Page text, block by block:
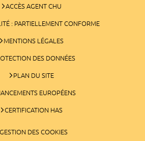
ACCÈS AGENT CHU
: PARTIELLEMENT CONFORME
MENTIONS LÉGALES
DES DONNÉES
PLAN DU SITE
EUROPÉENS
CERTIFICATION HAS
GESTION DES COOKIES